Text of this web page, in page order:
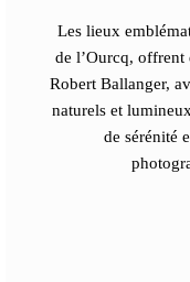
Les lieux
de l’Ourcq, offrent
Robert Ballanger,
naturels et
de sérénité